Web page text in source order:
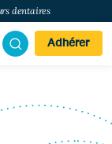
dentaires
Adhérer